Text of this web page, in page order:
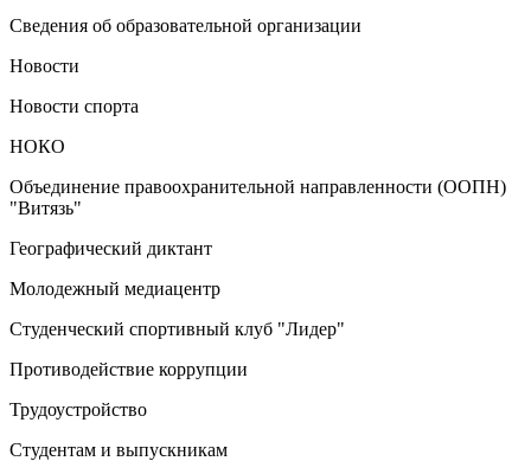
Сведения об образовательной организации
Новости
Новости спорта
НОКО
Объединение правоохранительной направленности (ООПН)
"Витязь"
Географический диктант
Молодежный медиацентр
Студенческий спортивный клуб "Лидер"
Противодействие коррупции
Трудоустройство
Студентам и выпускникам